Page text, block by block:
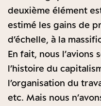
deuxième élément
estimé les gains de
d’échelle, à la
En fait, nous l’avions
l’histoire du
l’organisation du
etc. Mais nous